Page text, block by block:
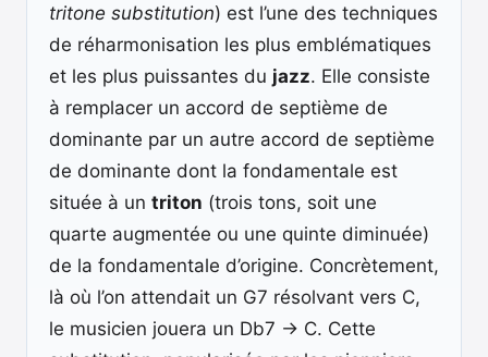
tritone substitution) est l’une des techniques
de réharmonisation les plus emblématiques
et les plus puissantes du jazz. Elle consiste
à remplacer un accord de septième de
dominante par un autre accord de septième
de dominante dont la fondamentale est
située à un triton (trois tons, soit une
quarte augmentée ou une quinte diminuée)
de la fondamentale d’origine. Concrètement,
là où l’on attendait un G7 résolvant vers C,
le musicien jouera un Db7 → C. Cette